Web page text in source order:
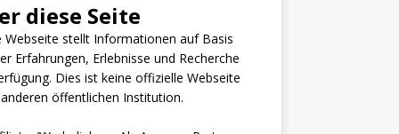
diese Seite
Webseite stellt Informationen auf Basis
Erfahrungen, Erlebnisse und Recherche
Dies ist keine offizielle Webseite
öffentlichen Institution.